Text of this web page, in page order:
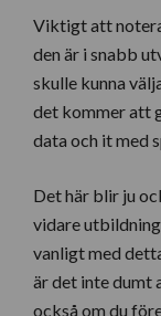
Viktigt att
den är i snabb
skulle kunna
det kommer att
data och it med
Det här blir ju
vidare
vanligt med
är det inte dumt
också om du